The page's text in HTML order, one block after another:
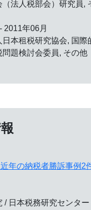
法人税部会）研究員,
2011年06月
本租税研究協会, 国際
題検討会委員, その他
年の納税者勝訴事例2
/ 日本税務研究センター